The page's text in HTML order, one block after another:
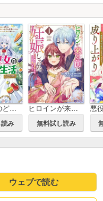
追放聖女のどろんこ農園生活～いつのまにか隣国を救ってしまいました～(コミック)
読み
ヒロインが来る前に妊娠しました 詰んだはずの悪役令嬢ですが、どうやら違うようです(コミック)
無料試し読み
ウェブで読む